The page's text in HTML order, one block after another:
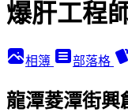
爆肝工程
相簿 部落格
龍潭菱潭街興